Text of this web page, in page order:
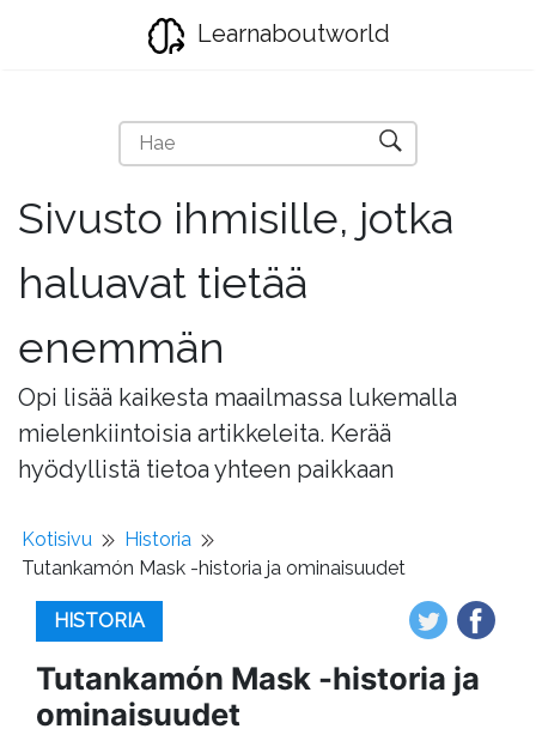
Learnaboutworld
Sivusto ihmisille, jotka
haluavat tietää
enemmän
Opi lisää kaikesta maailmassa lukemalla
mielenkiintoisia artikkeleita. Kerää
hyödyllistä tietoa yhteen paikkaan
Kotisivu
Historia
Tutankamón Mask -historia ja ominaisuudet
HISTORIA
Tutankamón Mask -historia ja
ominaisuudet